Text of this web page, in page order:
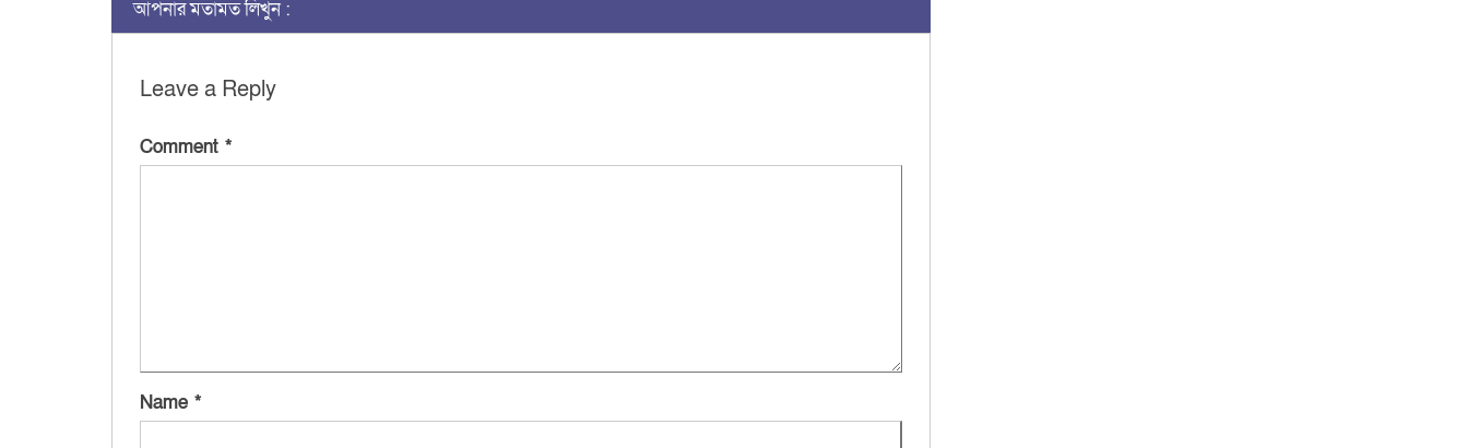
আপনার মতামত লিখুন :
Leave a Reply
Comment *
Name *